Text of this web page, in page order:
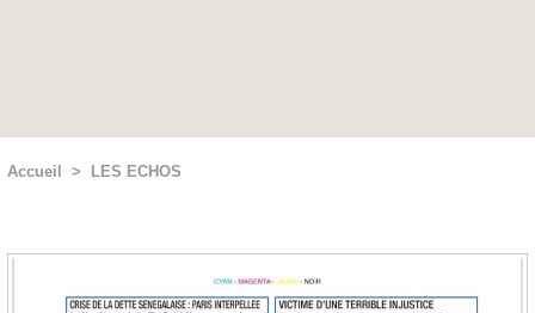
Accueil > LES ECHOS